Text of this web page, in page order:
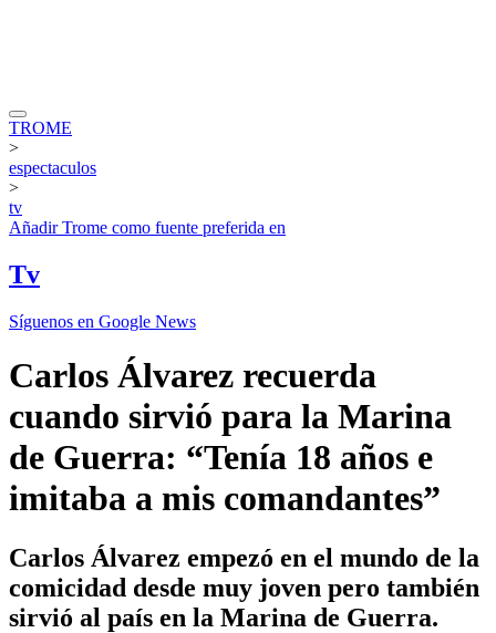
TROME
>
espectaculos
>
tv
AñadirTrome como fuente preferida en
Tv
Síguenos en Google News
Carlos Álvarez recuerda
cuando sirvió para la Marina
de Guerra: “Tenía 18 años e
imitaba a mis comandantes”
Carlos Álvarez empezó en el mundo de la
comicidad desde muy joven pero también
sirvió al país en la Marina de Guerra.